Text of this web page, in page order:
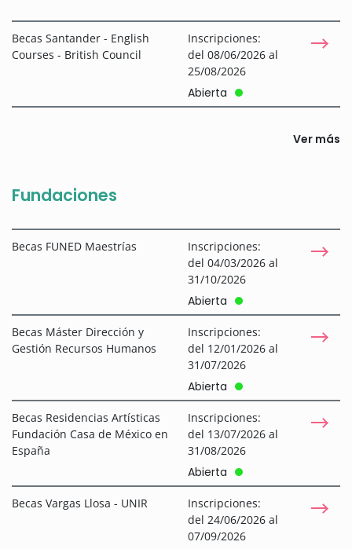
Becas Santander - English
Courses - British Council
Inscripciones:
del 08/06/2026 al
25/08/2026
Abierta
Ver más
Fundaciones
Becas FUNED Maestrías
Inscripciones:
del 04/03/2026 al
31/10/2026
Abierta
Becas Máster Dirección y
Gestión Recursos Humanos
Inscripciones:
del 12/01/2026 al
31/07/2026
Abierta
Becas Residencias Artísticas
Fundación Casa de México en
España
Inscripciones:
del 13/07/2026 al
31/08/2026
Abierta
Becas Vargas Llosa - UNIR
Inscripciones:
del 24/06/2026 al
07/09/2026